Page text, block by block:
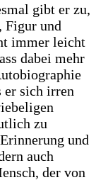
gibt er zu,
Figur und
immer leicht
dabei mehr
er sich irren
zu
und
auch
der von